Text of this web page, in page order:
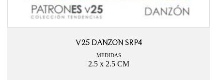
V25 DANZON SRP4
MEDIDAS
2.5 x 2.5 CM